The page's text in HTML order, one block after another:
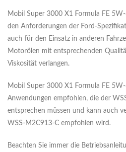
Mobil Super 3000 X1 Formula FE
den Anforderungen der Ford-
auch für den Einsatz in anderen
Motorölen mit entsprechenden
Viskosität verlangen.
Mobil Super 3000 X1 Formula FE
Anwendungen empfohlen, die der
entsprechen müssen und kann auch
WSS-M2C913-C empfohlen wird.
Beachten Sie immer die